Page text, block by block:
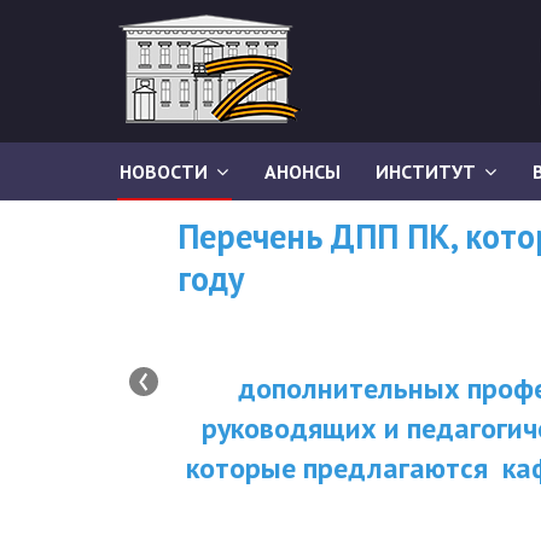
НОВОСТИ АНОНСЫ ИНСТИТУТ
Перечень ДПП ПК,
году
дополнительных
руководящих и
которые предлагаются
‹